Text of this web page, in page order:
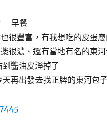
– 早餐
很豐富，有我想吃的皮蛋
很濃、還有當地有名的東
到醬油皮溼掉了
天再出發去找正牌的東河包